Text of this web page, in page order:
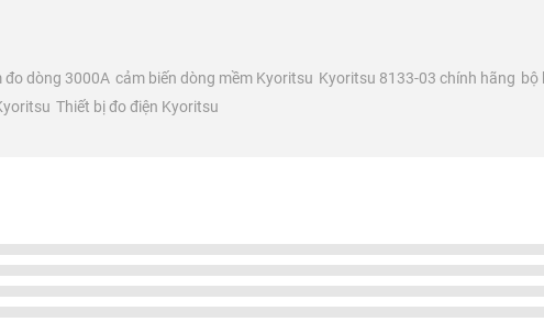
đo dòng 3000A cảm biến dòng mềm Kyoritsu Kyoritsu 8133-03 chính hãng bộ
Thiết bị đo điện Kyoritsu